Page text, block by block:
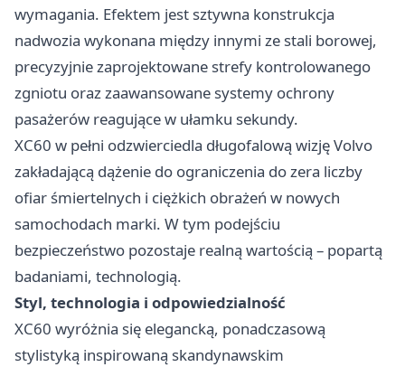
wymagania. Efektem jest sztywna konstrukcja
nadwozia wykonana między innymi ze stali borowej,
precyzyjnie zaprojektowane strefy kontrolowanego
zgniotu oraz zaawansowane systemy ochrony
pasażerów reagujące w ułamku sekundy.
XC60 w pełni odzwierciedla długofalową wizję Volvo
zakładającą dążenie do ograniczenia do zera liczby
ofiar śmiertelnych i ciężkich obrażeń w nowych
samochodach marki. W tym podejściu
bezpieczeństwo pozostaje realną wartością – popartą
badaniami, technologią.
Styl, technologia i odpowiedzialność
XC60 wyróżnia się elegancką, ponadczasową
stylistyką inspirowaną skandynawskim